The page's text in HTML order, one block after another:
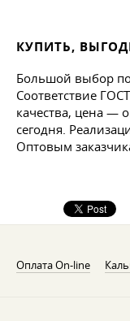
КУПИТЬ,
Большой выбор
Соответствие
качества, цена —
сегодня.
Оптовым
Оплата On-line